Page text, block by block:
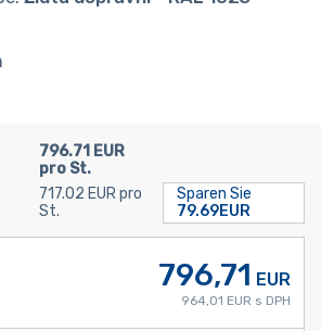
796.71 EUR
pro St.
717.02 EUR pro
St.
Sparen Sie
79.69EUR
796,71 EUR
964,01 EUR s DPH